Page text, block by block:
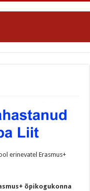
erinevatel Erasmus+
õpikogukonna